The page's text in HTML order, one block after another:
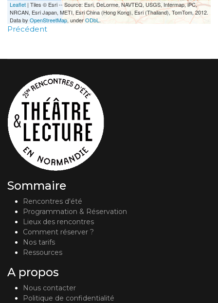
Leaflet | Tiles © Esri -- Source: Esri, DeLorme, NAVTEQ, USGS, Intermap, iPC,
NRCAN, Esri Japan, METI, Esri China (Hong Kong), Esri (Thailand), TomTom, 2012.
Data by OpenStreetMap, underODbL .
Précédent
Sommaire
Rencontres d'été
Programmation & Réservation
Lieux des rencontres
Comment réserver ?
Nos tarifs
Ressources
A propos
Nous contacter
Politique de confidentialité